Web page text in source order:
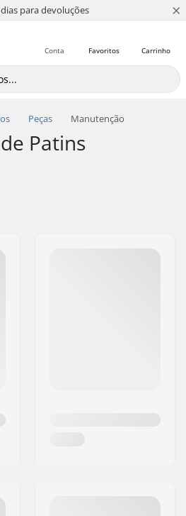
para devoluções
4.8 de 5 ×
Carrinho
Favoritos
Conta
Peças Manutenção
Patins